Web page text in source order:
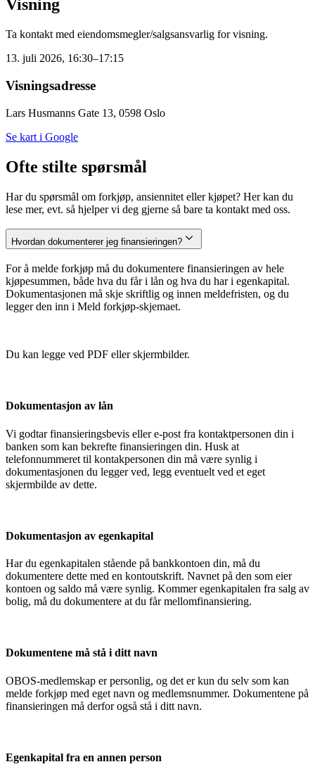
Visning
Ta kontakt med eiendomsmegler/salgsansvarlig for visning.
13. juli 2026, 16:30–17:15
Visningsadresse
Lars Husmanns Gate 13, 0598 Oslo
Se kart i Google
Ofte stilte spørsmål
Har du spørsmål om forkjøp, ansiennitet eller kjøpet? Her kan du
lese mer, evt. så hjelper vi deg gjerne så bare ta kontakt med oss.
Hvordan dokumenterer jeg finansieringen?
For å melde forkjøp må du dokumentere finansieringen av hele
kjøpesummen, både hva du får i lån og hva du har i egenkapital.
Dokumentasjonen må skje skriftlig og innen meldefristen, og du
legger den inn i Meld forkjøp-skjemaet.
Du kan legge ved PDF eller skjermbilder.
Dokumentasjon av lån
Vi godtar finansieringsbevis eller e-post fra kontaktpersonen din i
banken som kan bekrefte finansieringen din. Husk at
telefonnummeret til kontakpersonen din må være synlig i
dokumentasjonen du legger ved, legg eventuelt ved et eget
skjermbilde av dette.
Dokumentasjon av egenkapital
Har du egenkapitalen stående på bankkontoen din, må du
dokumentere dette med en kontoutskrift. Navnet på den som eier
kontoen og saldo må være synlig. Kommer egenkapitalen fra salg av
bolig, må du dokumentere at du får mellomfinansiering.
Dokumentene må stå i ditt navn
OBOS-medlemskap er personlig, og det er kun du selv som kan
melde forkjøp med eget navn og medlemsnummer. Dokumentene på
finansieringen må derfor også stå i ditt navn.
Egenkapital fra en annen person